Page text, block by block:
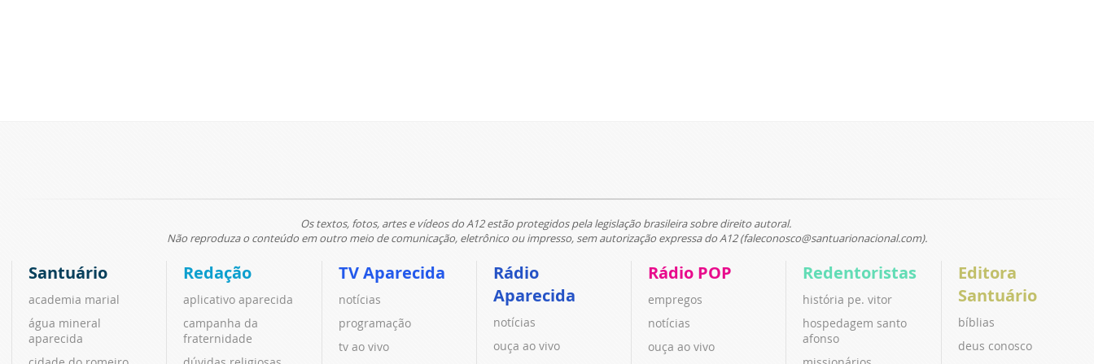
Os textos, fotos, artes e vídeos do A12 estão protegidos pela legislação brasileira sobre direito autoral.
Não reproduza o conteúdo em outro meio de comunicação, eletrônico ou impresso, sem autorização expressa do A12 (faleconosco@santuarionacional.com).
Santuário
academia marial
água mineral
aparecida
Redação
aplicativo aparecida
campanha da
fraternidade
TV Aparecida
notícias
programação
tv ao vivo
Rádio
Aparecida
notícias
ouça ao vivo
Rádio POP
empregos
notícias
ouça ao vivo
Redentoristas
história pe. vitor
hospedagem santo
afonso
Editora
Santuário
bíblias
deus conosco